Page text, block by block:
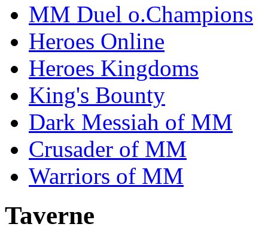
MM Duel o.Champions
Heroes Online
Heroes Kingdoms
King's Bounty
Dark Messiah of MM
Crusader of MM
Warriors of MM
Taverne